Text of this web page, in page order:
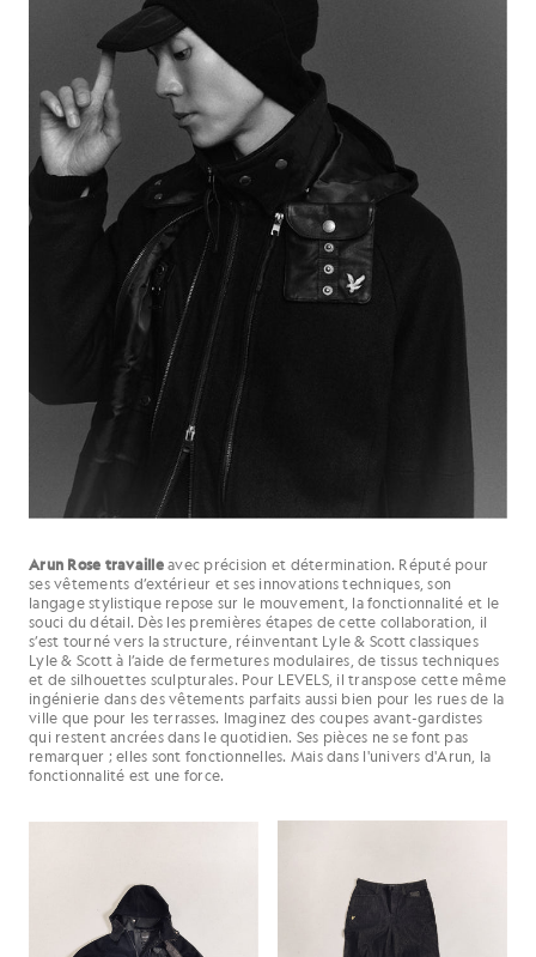
Arun Rose travailleavec précision et détermination. Réputé pour
ses vêtements d’extérieur et ses innovations techniques, son
langage stylistique repose sur le mouvement, la fonctionnalité et le
souci du détail. Dès les premières étapes de cette collaboration, il
s’est tourné vers la structure, réinventant Lyle & Scott classiques
Lyle & Scott à l’aide de fermetures modulaires, de tissus techniques
et de silhouettes sculpturales. Pour LEVELS, il transpose cette même
ingénierie dans des vêtements parfaits aussi bien pour les rues de la
ville que pour les terrasses. Imaginez des coupes avant-gardistes
qui restent ancrées dans le quotidien. Ses pièces ne se font pas
remarquer ; elles sont fonctionnelles. Mais dans l'univers d'Arun, la
fonctionnalité est une force.